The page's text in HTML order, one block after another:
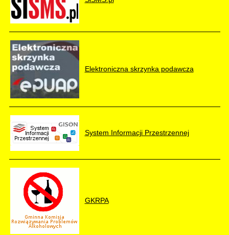
Elektroniczna skrzynka podawcza
System Informacji Przestrzennej
GKRPA